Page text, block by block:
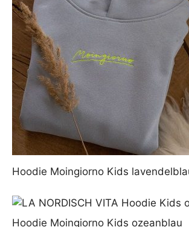
Hoodie Moingiorno Kids
Hoodie Moingiorno Kids ozeanblau